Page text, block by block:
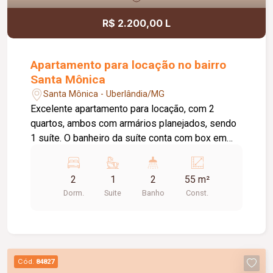
R$ 2.200,00 L
Apartamento para locação no bairro
Santa Mônica
Santa Mônica - Uberlândia/MG
Excelente apartamento para locação, com 2
quartos, ambos com armários planejados, sendo
1 suíte. O banheiro da suíte conta com box em
ampla e bem iluminada, sacada com
churrasqueira, cozinha com armários planejados e
cooktop, área de serviço com armário e banheiro
com capacidade para 2 carros. Um imóvel
confortável, funcional e pronto para morar.
2
Dorm.
1
Suite
2
Banho
55 m²
Const.
Cód. 84827